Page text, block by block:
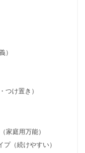
）
つけ置き）
家庭用万能）
（続けやすい）